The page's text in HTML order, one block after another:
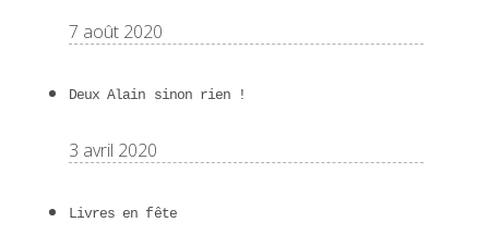
7 août 2020
Deux Alain sinon rien !
3 avril 2020
Livres en fête